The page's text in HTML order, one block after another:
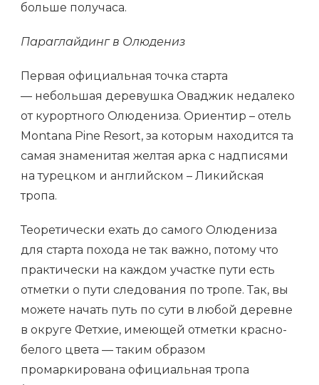
больше получаса.
Параглайдинг в Олюдениз
Первая официальная точка старта
— небольшая деревушка Оваджик недалеко
от курортного Олюдениза. Ориентир – отель
Montana Pine Resort, за которым находится та
самая знаменитая желтая арка с надписями
на турецком и английском – Ликийская
тропа.
Теоретически ехать до самого Олюдениза
для старта похода не так важно, потому что
практически на каждом участке пути есть
отметки о пути следования по тропе. Так, вы
можете начать путь по сути в любой деревне
в округе Фетхие, имеющей отметки красно-
белого цвета — таким образом
промаркирована официальная тропа